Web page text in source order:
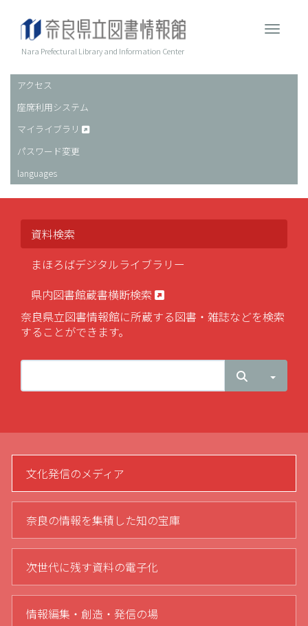
Nara Prefectural Library and Information Center
ヘ
ッ
ダ
ー
アクセス
座席利用システム
マイライブラリ
パスワード変更
languages
資料検索
まほろばデジタルライブラリー
県内図書館蔵書横断検索
奈良県立図書情報館に所蔵する図書・雑誌などを検索
することができます。
文化発信のメディア
奈良の情報を集積した知の宝庫
次世代に残す資料の電子化
情報編集・創造・発信の場